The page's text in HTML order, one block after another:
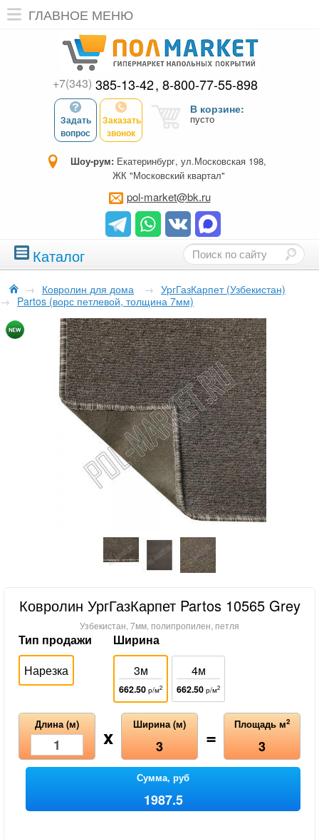
ГЛАВНОЕ МЕНЮ
+7(343) 385-13-42 8-800-77-55-898
Задать
вопрос
Заказать
звонок
В корзине:
пусто
Шоу-рум: Екатеринбург, ул.Московская 198,
ЖК "Московский квартал"
pol-market@bk.ru
Каталог
→ Ковролин для дома → УргГазКарпет (Узбекистан)
→ Partos (ворс петлевой, толщина 7мм)
Ковролин УргГазКарпет Partos 10565 Grey
Узбекистан, 7мм, полипропилен, петля
Тип продажи
Нарезка
Ширина
3м
662.50 р/м2
4м
662.50 р/м2
Длина (м) x Ширина (м)
3 = Площадь м2
3
Сумма, руб
1987.5